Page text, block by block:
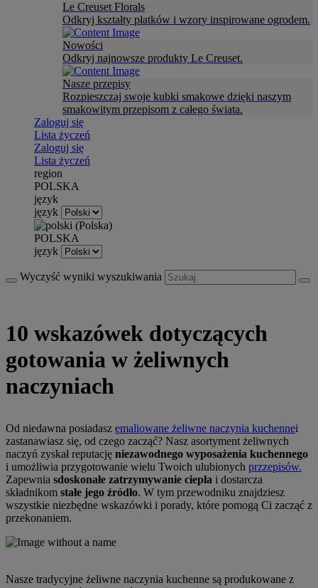
Le Creuset Florals
Odkryj kształty płatków i wzory inspirowane ogrodem.
Nowości
Odkryj najnowsze produkty Le Creuset.
Nasze przepisy
Rozpieszczaj swoje kubki smakowe dzięki naszym
smakowitym przepisom z całego świata.
Zaloguj się
Lista życzeń
Zaloguj się
Lista życzeń
region
POLSKA
język
język
POLSKA
język
Wyczyść wyniki wyszukiwania
10 wskazówek dotyczących
gotowania w żeliwnych
naczyniach​
Od niedawna posiadasz emaliowane żeliwne naczynia kuchennei
zastanawiasz się, od czego zacząć? Nasz asortyment żeliwnych
naczyń zyskał reputację niezawodnego wyposażenia kuchennego
i umożliwia przygotowanie wielu Twoich ulubionych przzepisów.
Zapewnia sdoskonałe zatrzymywanie ciepła i dostarcza
składnikom stałe jego źródło. W tym przewodniku znajdziesz
wszystkie niezbędne wskazówki i porady, które pomogą Ci zacząć z
przekonaniem.
Nasze tradycyjne żeliwne naczynia kuchenne są produkowane z